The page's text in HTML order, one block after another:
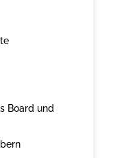
Board und